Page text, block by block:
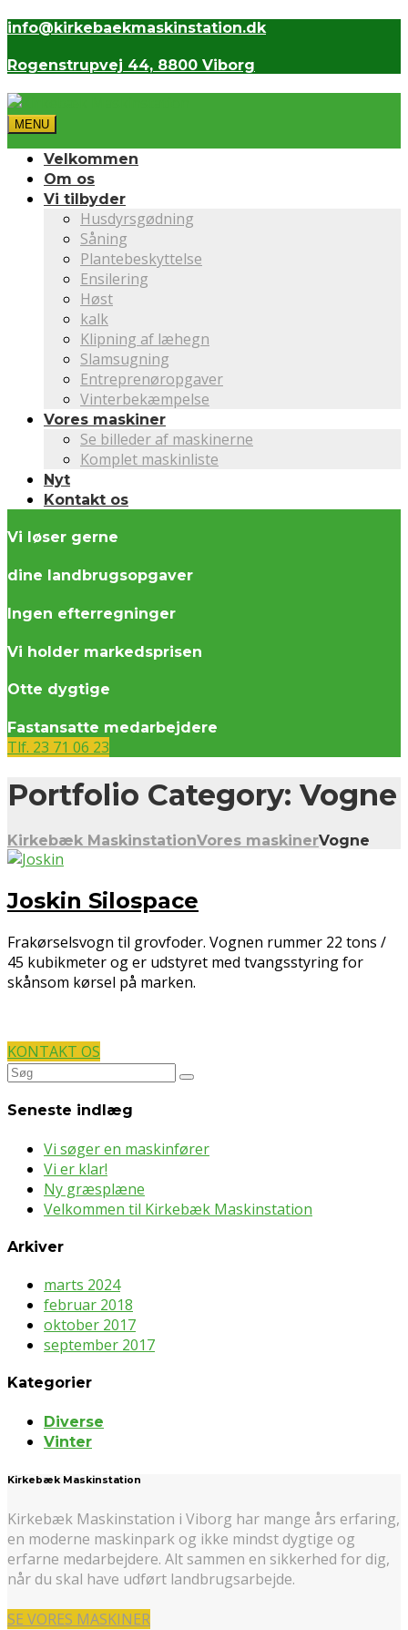
info@kirkebaekmaskinstation.dk
Rogenstrupvej 44, 8800 Viborg
MENU
Velkommen
Om os
Vi tilbyder
Husdyrsgødning
Såning
Plantebeskyttelse
Ensilering
Høst
kalk
Klipning af læhegn
Slamsugning
Entreprenøropgaver
Vinterbekæmpelse
Vores maskiner
Se billeder af maskinerne
Komplet maskinliste
Nyt
Kontakt os
Vi løser gerne
dine landbrugsopgaver
Ingen efterregninger
Vi holder markedsprisen
Otte dygtige
Fastansatte medarbejdere
Tlf. 23 71 06 23
Portfolio Category: Vogne
Kirkebæk MaskinstationVores maskinerVogne
Joskin Silospace
Frakørselsvogn til grovfoder. Vognen rummer 22 tons /
45 kubikmeter og er udstyret med tvangsstyring for
skånsom kørsel på marken.
KONTAKT OS
Søg
Seneste indlæg
Vi søger en maskinfører
Vi er klar!
Ny græsplæne
Velkommen til Kirkebæk Maskinstation
Arkiver
marts 2024
februar 2018
oktober 2017
september 2017
Kategorier
Diverse
Vinter
Kirkebæk Maskinstation
Kirkebæk Maskinstation i Viborg har mange års erfaring,
en moderne maskinpark og ikke mindst dygtige og
erfarne medarbejdere. Alt sammen en sikkerhed for dig,
når du skal have udført landbrugsarbejde.
SE VORES MASKINER